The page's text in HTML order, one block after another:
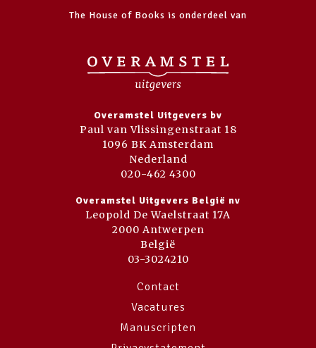
The House of Books is onderdeel van
Overamstel Uitgevers bv
Paul van Vlissingenstraat 18
1096 BK Amsterdam
Nederland
020-462 4300
Overamstel Uitgevers België nv
Leopold De Waelstraat 17A
2000 Antwerpen
België
03-3024210
Contact
Vacatures
Manuscripten